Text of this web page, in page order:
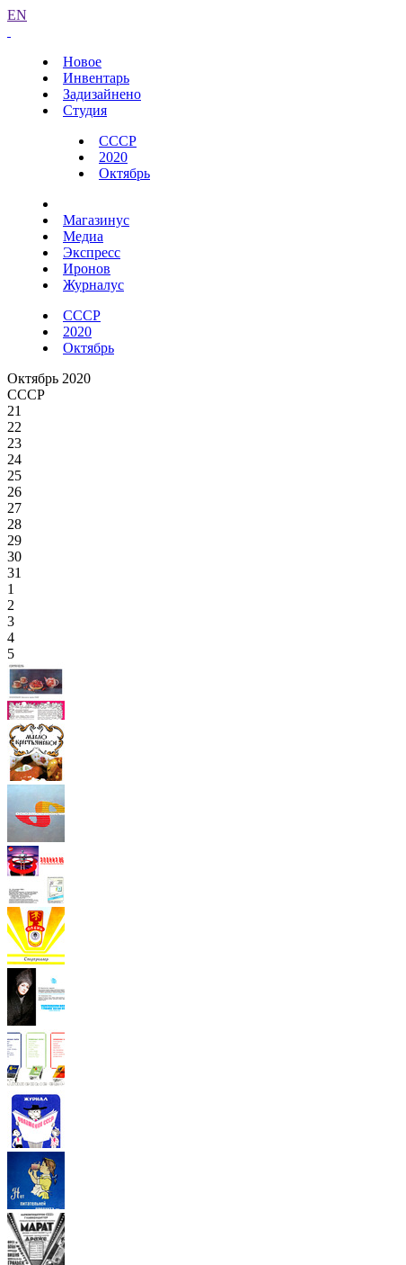
EN
Новое
Инвентарь
Задизайнено
Студия
СССР
2020
Октябрь
Магазинус
Медиа
Экспресс
Иронов
Журналус
СССР
2020
Октябрь
Октябрь 2020
СССР
21
22
23
24
25
26
27
28
29
30
31
1
2
3
4
5